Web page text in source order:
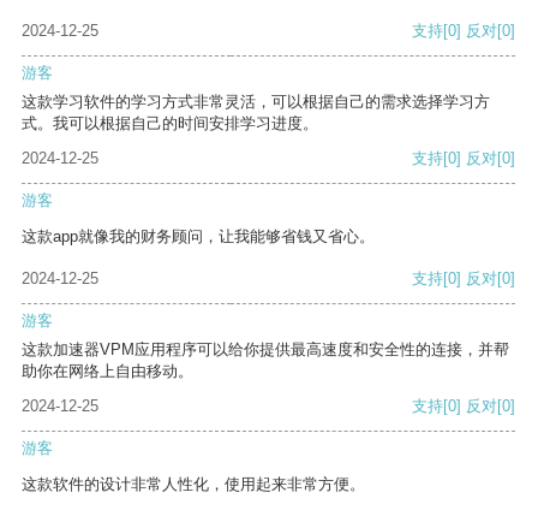
2024-12-25 支持[0] 反对[0]
游客
这款学习软件的学习方式非常灵活，可以根据自己的需求选择学习方
式。我可以根据自己的时间安排学习进度。
2024-12-25
支持[0] 反对[0]
游客
这款app就像我的财务顾问，让我能够省钱又省心。
2024-12-25 支持[0] 反对[0]
游客
这款加速器VPM应用程序可以给你提供最高速度和安全性的连接，并帮
助你在网络上自由移动。
2024-12-25
支持[0] 反对[0]
游客
这款软件的设计非常人性化，使用起来非常方便。